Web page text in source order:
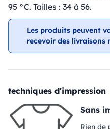
95 °C. Tailles : 34 à 56.
Les produits peuvent
recevoir des livraisons
techniques d'impression
Sans
Rien de